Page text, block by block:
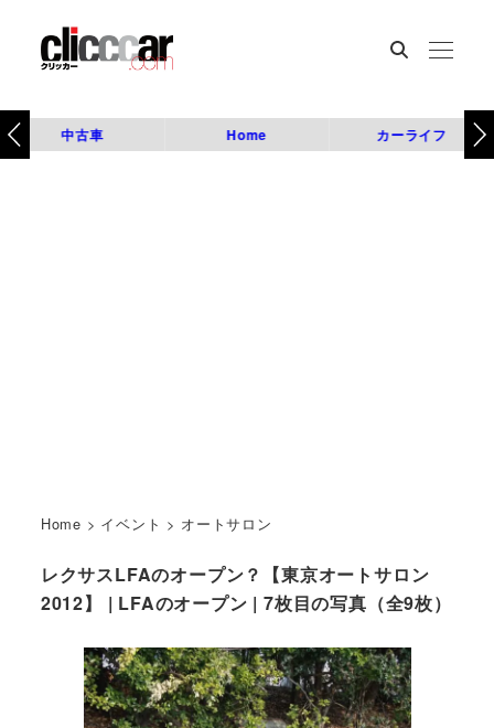
中古車 Home カーライフ
Home > イベント > オートサロン
レクサスLFAのオープン？【東京オートサロン
2012】 | LFAのオープン | 7枚目の写真（全9枚）